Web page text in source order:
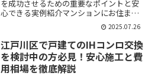
を成功させるための重要なポイントと安
心できる実例紹介マンションにお住まい
の方なら「水回りのリフォームをしたい
けれど、失敗したくない」「リフォーム
会社選びや工事の手続きがよく分からず
不安」と感じることも多い...
2025.07.26
江戸川区で戸建てのIHコンロ交換
を検討中の方必見！安心施工と費
用相場を徹底解説